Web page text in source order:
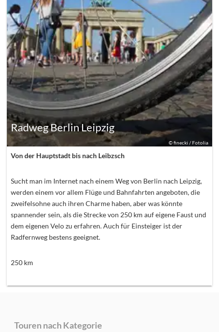
©finecki / Fotolia
Radweg Berlin Leipzig
Von der Hauptstadt bis nach Leibzsch
Sucht man im Internet nach einem Weg von Berlin nach Leipzig,
werden einem vor allem Flüge und Bahnfahrten angeboten, die
zweifelsohne auch ihren Charme haben, aber was könnte
spannender sein, als die Strecke von 250 km auf eigene Faust und
dem eigenen Velo zu erfahren. Auch für Einsteiger ist der
Radfernweg bestens geeignet.
250km
Touren nach Kategorie